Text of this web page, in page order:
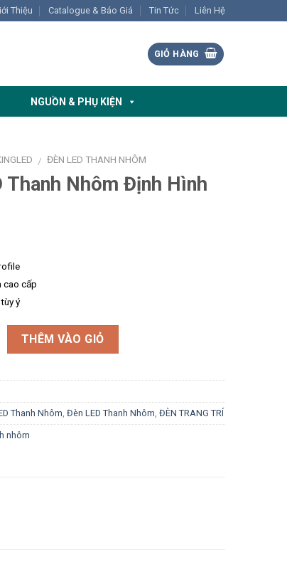
Thiệu Catalogue & Báo Giá Tin Tức Liên Hệ
GIỎ HÀNG
NGUỒN & PHỤ KIỆN
/ ĐÈN LED THANH NHÔM
Thanh Nhôm Định Hình
cao cấp
ý
THÊM VÀO GIỎ
Thanh Nhôm, Đèn LED Thanh Nhôm, ĐÈN TRANG TRÍ
nhôm